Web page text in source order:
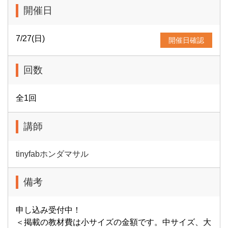
開催日
7/27(日) 開催日確認
回数
全1回
講師
tinyfabホンダマサル
備考
申し込み受付中！
＜掲載の教材費は小サイズの金額です。中サイズ、大